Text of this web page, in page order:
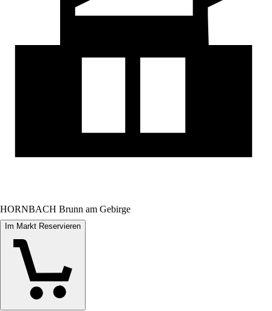
HORNBACH Brunn am Gebirge
Im Markt Reservieren